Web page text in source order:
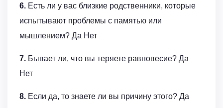
6. Есть ли у вас близкие родственники, которые
испытывают проблемы с памятью или
мышлением? Да Нет
7. Бывает ли, что вы теряете равновесие? Да
Нет
8. Если да, то знаете ли вы причину этого? Да